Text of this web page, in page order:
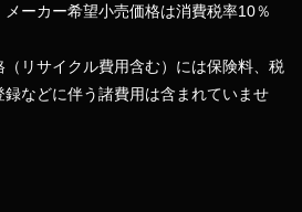
ーカー希望小売価格は消費税率10％
（リサイクル費用含む）には保険料、税
などに伴う諸費用は含まれていませ